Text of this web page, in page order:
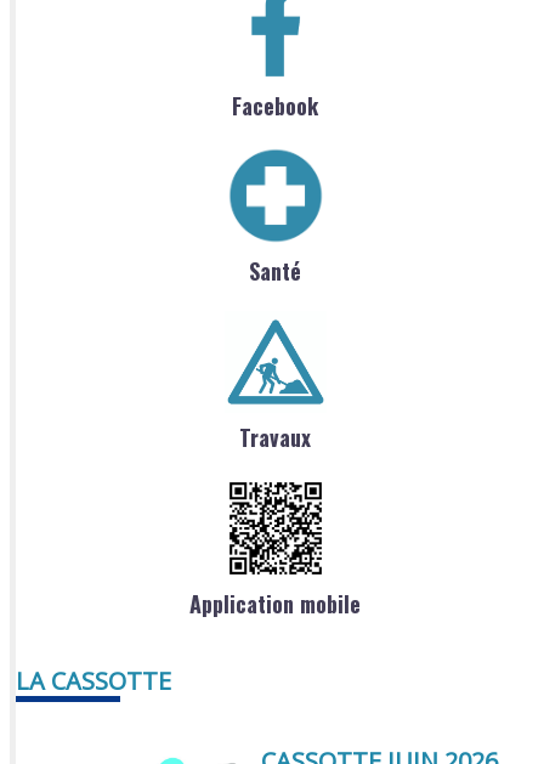
Facebook
Santé
Travaux
Application mobile
LA CASSOTTE